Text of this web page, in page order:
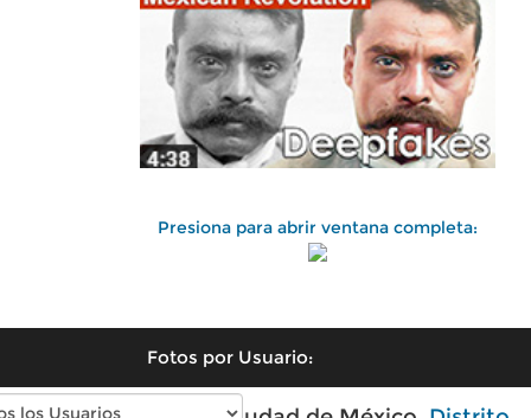
Presiona para abrir ventana completa:
Fotos por Usuario: